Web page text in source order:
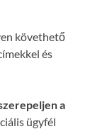
követhető
és
a
ügyfél